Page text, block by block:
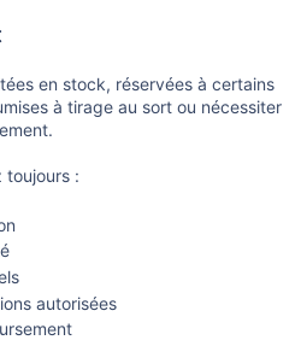
en stock, réservées à certains
à tirage au sort ou nécessiter
toujours :
autorisées